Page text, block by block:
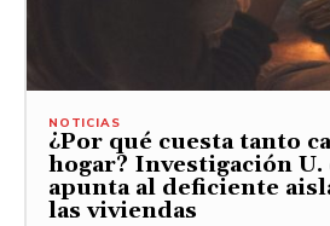
NOTICIAS
¿Por qué cuesta tanto
hogar? Investigación U.
apunta al deficiente
las viviendas